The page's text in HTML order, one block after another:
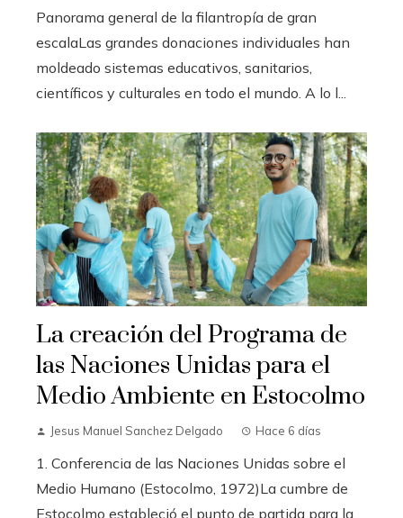
Panorama general de la filantropía de gran
escalaLas grandes donaciones individuales han
moldeado sistemas educativos, sanitarios,
científicos y culturales en todo el mundo. A lo l...
La creación del Programa de
las Naciones Unidas para el
Medio Ambiente en Estocolmo
Jesus Manuel Sanchez Delgado Hace 6 días
1. Conferencia de las Naciones Unidas sobre el
Medio Humano (Estocolmo, 1972)La cumbre de
Estocolmo estableció el punto de partida para la